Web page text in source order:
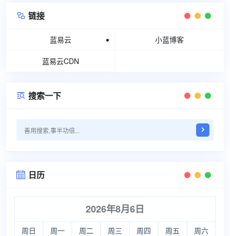
 链接
蓝易云 小蓝博客
蓝易云CDN
 搜索一下
 日历
2026年8月6日
周日 周一 周二 周三 周四 周五
周六